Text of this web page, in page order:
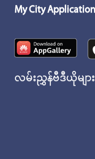
My City Application
လမ်းညွှန်ဗီဒီယိုများ